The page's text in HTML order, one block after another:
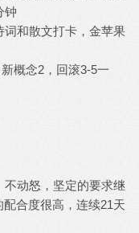
钟
词和散文打卡，金苹果
概念2，回滚3-5一
不动怒，坚定的要求继
合度很高，连续21天